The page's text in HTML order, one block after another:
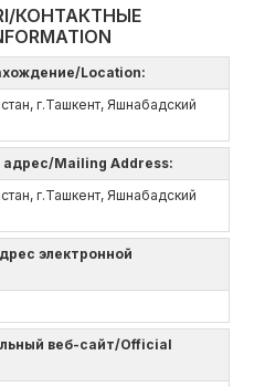
КОНТАКТНЫЕ
Location:
г.Ташкент, Яшнабадский
Mailing Address:
г.Ташкент, Яшнабадский
электронной
веб-сайт/Official